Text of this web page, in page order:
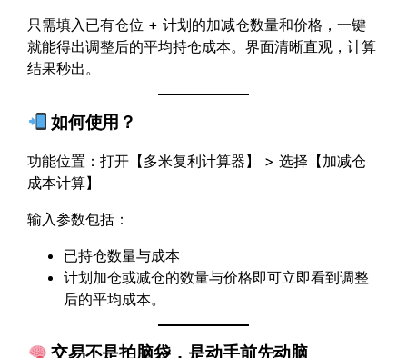
只需填入已有仓位 + 计划的加减仓数量和价格，一键
就能得出调整后的平均持仓成本。界面清晰直观，计算
结果秒出。
如何使用？
功能位置：打开【多米复利计算器】 > 选择【加减仓
成本计算】
输入参数包括：
已持仓数量与成本
计划加仓或减仓的数量与价格即可立即看到调整
后的平均成本。
交易不是拍脑袋，是动手前先动脑